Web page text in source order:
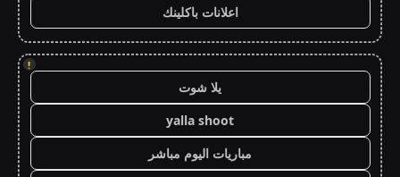
اعلانات باكلينك
!
يلا شوت
yalla shoot
مباريات اليوم مباشر